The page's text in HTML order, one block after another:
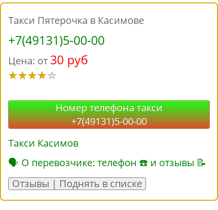
Такси Пятерочка в Касимове
+7(49131)5-00-00
Цена: от 30 руб
Номер телефона такси
+7(49131)5-00-00
Такси Касимов
🗣 О перевозчике: телефон ☎ и отзывы 📝
Отзывы | Поднять в списке